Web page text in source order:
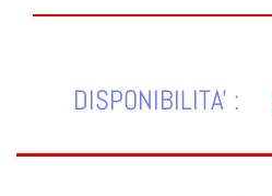
DISPONIBILITA' :